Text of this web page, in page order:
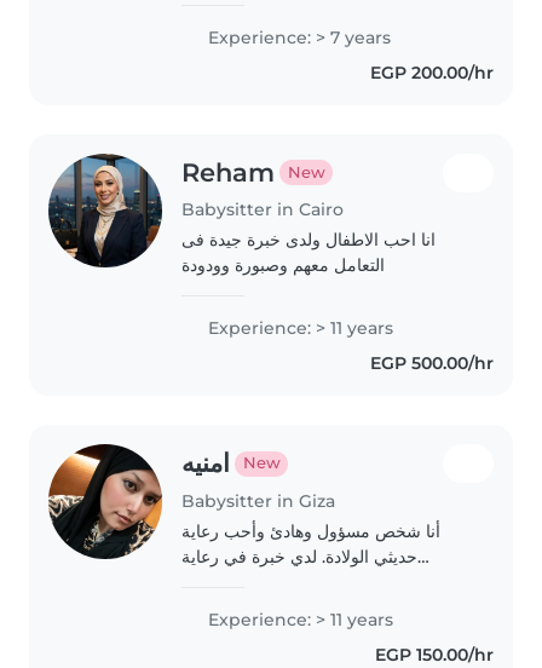
services, Stay out daily or
monthly according to the
Experience: > 7 years
EGP 200.00/hr
Reham New
Babysitter in Cairo
انا احب الاطفال ولدى خبرة جيدة فى
التعامل معهم وصبورة وودودة
Experience: > 11 years
EGP 500.00/hr
امنيه New
Babysitter in Giza
أنا شخص مسؤول وهادئ وأحب رعاية
حديثي الولادة. لدي خبرة في رعاية
الحفاضات، تحضير الرضعات، تحميم
الطفل، والاهتمام بنظافته وراحته. أتعامل
Experience: > 11 years
EGP 150.00/hr